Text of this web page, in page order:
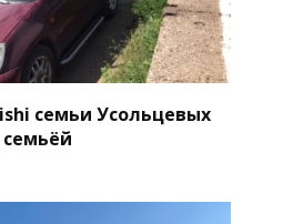
семьи Усольцевых
семьёй